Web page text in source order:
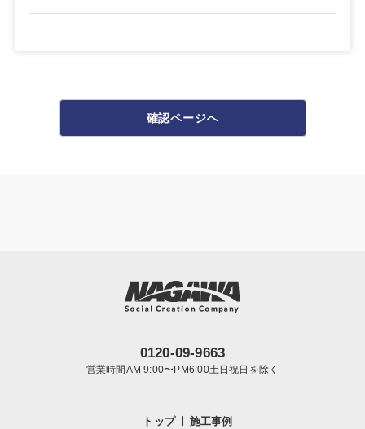
確認ページへ
0120-09-9663
営業時間AM 9:00〜PM6:00土日祝日を除く
トップ 施工事例